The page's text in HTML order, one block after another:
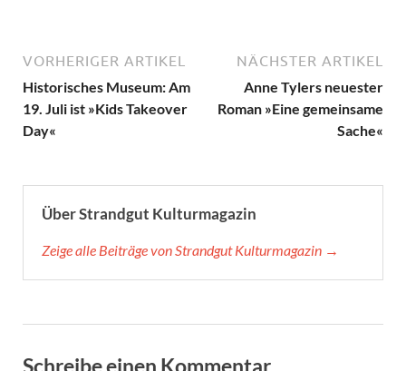
VORHERIGER ARTIKEL
Historisches Museum: Am
19. Juli ist »Kids Takeover
Day«
NÄCHSTER ARTIKEL
Anne Tylers neuester
Roman »Eine gemeinsame
Sache«
Über Strandgut Kulturmagazin
Zeige alle Beiträge von Strandgut Kulturmagazin →
Schreibe einen Kommentar